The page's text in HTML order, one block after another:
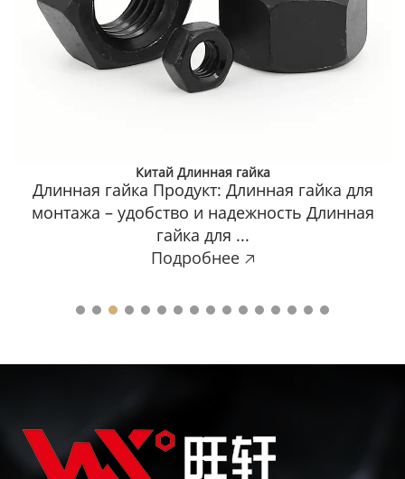
Китай Длинная гайка
Длинная гайка Продукт: Длинная гайка для
монтажа – удобство и надежность Длинная
гайка для ...
Подробнее 🡥